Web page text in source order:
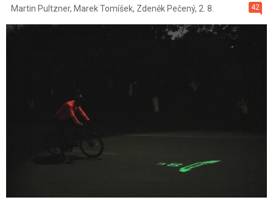
42
Martin Pultzner, Marek Tomíšek, Zdeněk Pečený, 2. 8.